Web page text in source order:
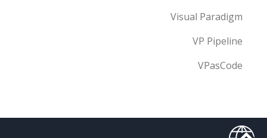
Visual Paradigm
VP Pipeline
VPasCode